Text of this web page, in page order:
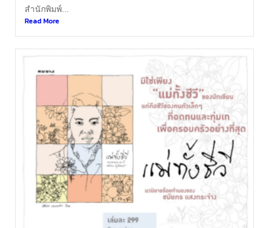
สำนักพิมพ์...
Read More